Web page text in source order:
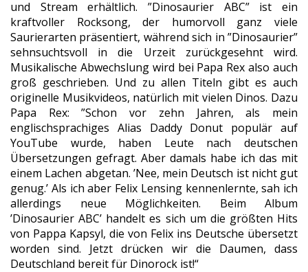
und Stream erhältlich. ”Dinosaurier ABC” ist ein
kraftvoller Rocksong, der humorvoll ganz viele
Saurierarten präsentiert, während sich in ”Dinosaurier”
sehnsuchtsvoll in die Urzeit zurückgesehnt wird.
Musikalische Abwechslung wird bei Papa Rex also auch
groß geschrieben. Und zu allen Titeln gibt es auch
originelle Musikvideos, natürlich mit vielen Dinos. Dazu
Papa Rex: ”Schon vor zehn Jahren, als mein
englischsprachiges Alias Daddy Donut populär auf
YouTube wurde, haben Leute nach deutschen
Übersetzungen gefragt. Aber damals habe ich das mit
einem Lachen abgetan. ’Nee, mein Deutsch ist nicht gut
genug.’ Als ich aber Felix Lensing kennenlernte, sah ich
allerdings neue Möglichkeiten. Beim Album
’Dinosaurier ABC’ handelt es sich um die größten Hits
von Pappa Kapsyl, die von Felix ins Deutsche übersetzt
worden sind. Jetzt drücken wir die Daumen, dass
Deutschland bereit für Dinorock ist!“